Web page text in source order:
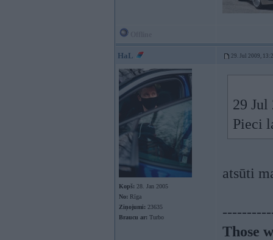
HaL 29. Jul 2009,
Kopš: 28. Jan 2005
No: Rīga
Ziņojumi: 23635
Braucu ar: Turbo
29 Jul
Pieci
atsūti
Those